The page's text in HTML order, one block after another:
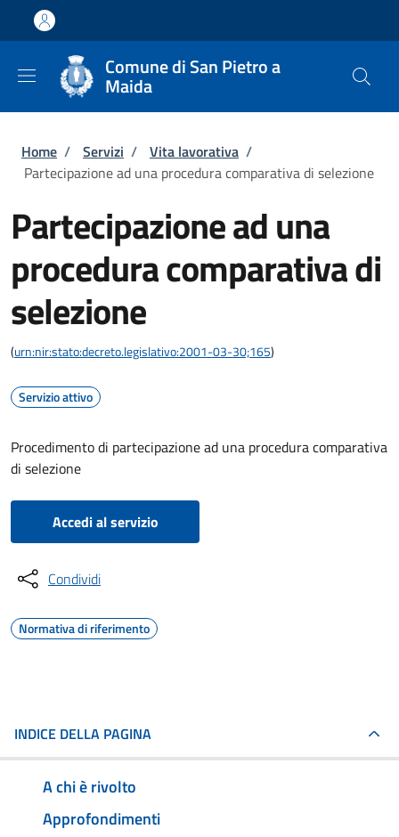
Salta al contenuto principale
Skip to footer content
Comune di San Pietro a
Maida
Briciole di pane
Home / Servizi / Vita lavorativa /
Partecipazione ad una procedura comparativa di selezione
Partecipazione ad una
procedura comparativa di
selezione
(urn:nir:stato:decreto.legislativo:2001-03-30;165)
Servizio attivo
Procedimento di partecipazione ad una procedura comparativa
di selezione
Accedi al servizio
Condividi
Normativa di riferimento
INDICE DELLA PAGINA
A chi è rivolto
Approfondimenti